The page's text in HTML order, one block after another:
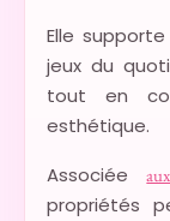
Elle
jeux du
tout en
esthétique.
Associée
propriétés